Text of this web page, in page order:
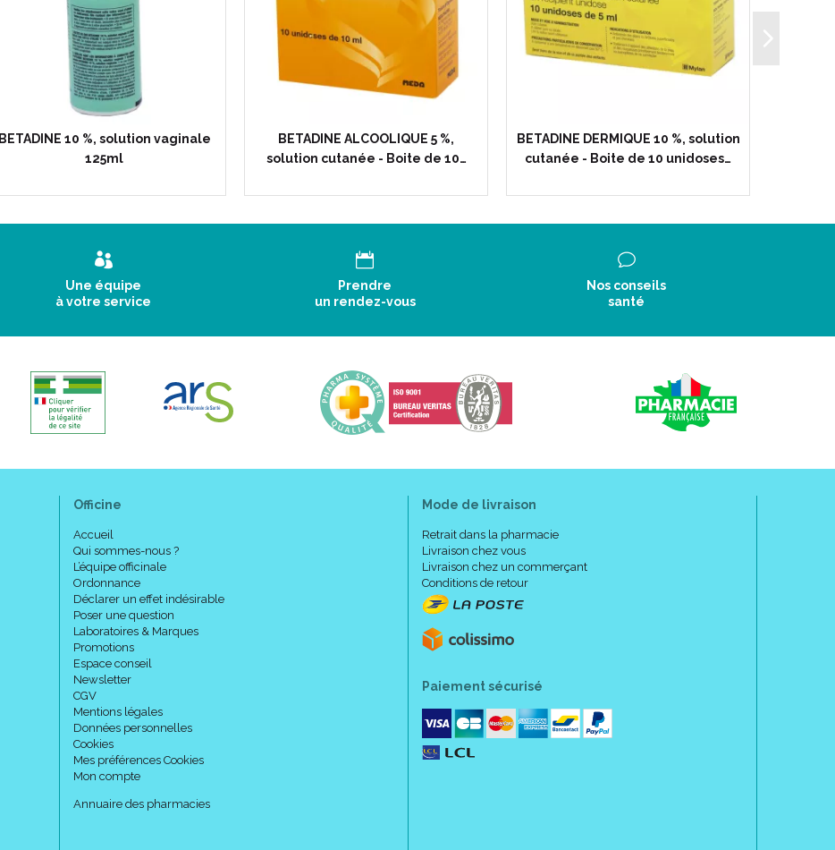
BETADINE 10 %, solution vaginale
125ml
BETADINE ALCOOLIQUE 5 %,
solution cutanée - Boite de 10…
BETADINE DERMIQUE 10 %, solution
cutanée - Boite de 10 unidoses…
Une équipe
à votre service
Prendre
un rendez-vous
Nos conseils
santé
Officine
Accueil
Qui sommes-nous ?
L’équipe officinale
Ordonnance
Déclarer un effet indésirable
Poser une question
Laboratoires & Marques
Promotions
Espace conseil
Newsletter
CGV
Mentions légales
Données personnelles
Cookies
Mes préférences Cookies
Mon compte
Annuaire des pharmacies
Mode de livraison
Retrait dans la pharmacie
Livraison chez vous
Livraison chez un commerçant
Conditions de retour
Paiement sécurisé